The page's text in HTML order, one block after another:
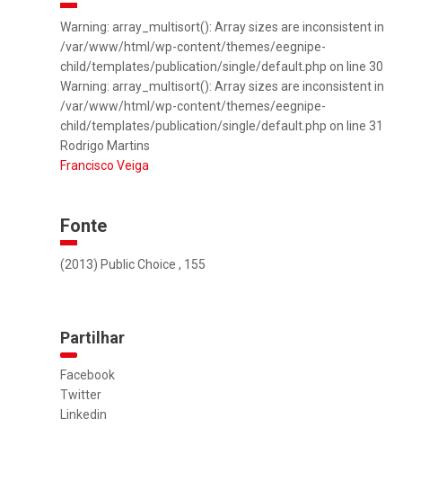
Warning: array_multisort(): Array sizes are inconsistent in
/var/www/html/wp-content/themes/eegnipe-
child/templates/publication/single/default.php on line 30
Warning: array_multisort(): Array sizes are inconsistent in
/var/www/html/wp-content/themes/eegnipe-
child/templates/publication/single/default.php on line 31
Rodrigo Martins
Francisco Veiga
Fonte
(2013) Public Choice , 155
Partilhar
Facebook
Twitter
Linkedin